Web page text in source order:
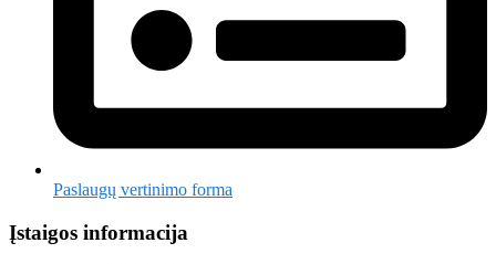
Paslaugų vertinimo forma
Įstaigos informacija